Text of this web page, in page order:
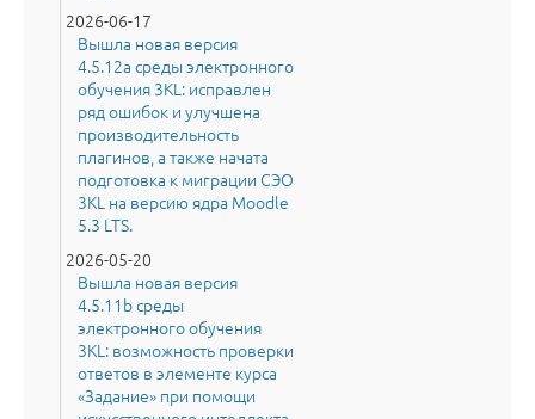
2026-06-17
Вышла новая версия
4.5.12a среды электронного
обучения 3KL: исправлен
ряд ошибок и улучшена
производительность
плагинов, а также начата
подготовка к миграции СЭО
3KL на версию ядра Moodle
5.3 LTS.
2026-05-20
Вышла новая версия
4.5.11b среды
электронного обучения
3KL: возможность проверки
ответов в элементе курса
«Задание» при помощи